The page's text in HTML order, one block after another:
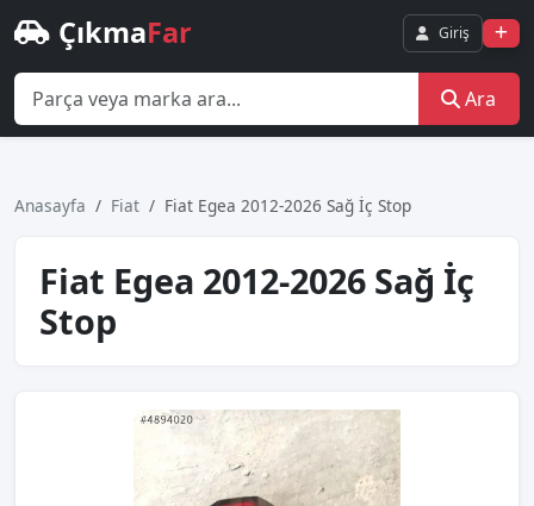
ÇıkmaFar Giriş
Ara
Anasayfa Fiat Fiat Egea 2012-2026 Sağ İç Stop
Fiat Egea 2012-2026 Sağ İç
Stop